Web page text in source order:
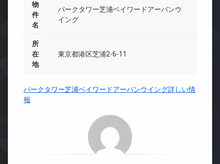
物
件
名
パークタワー芝浦ベイワードアーバンウ
イング
所
在
地
東京都港区芝浦2-6-11
パークタワー芝浦ベイワードアーバンウイング詳しい情
報